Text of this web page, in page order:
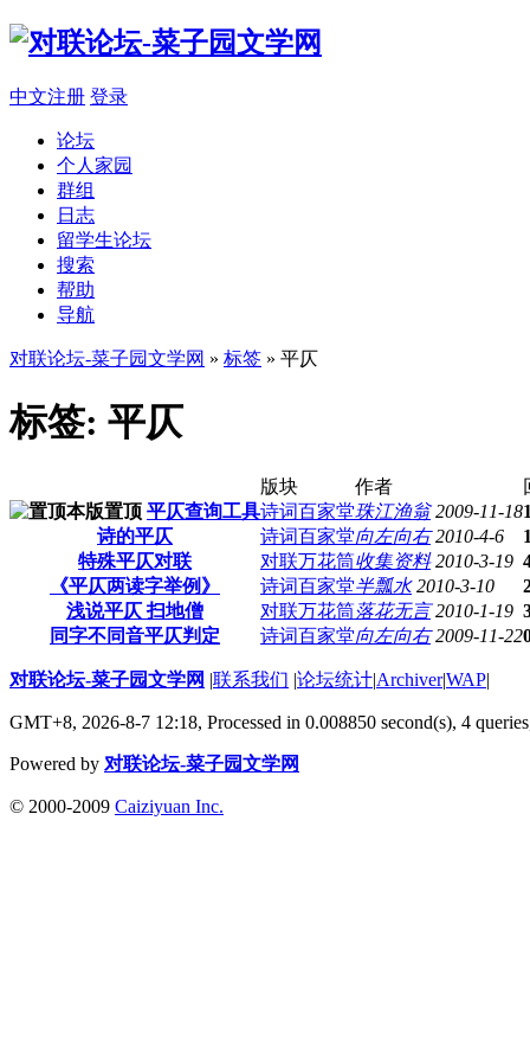
中文注册 登录
论坛
个人家园
群组
日志
留学生论坛
搜索
帮助
导航
对联论坛-菜子园文学网 » 标签 » 平仄
标签: 平仄
版块 作者
平仄查询工具诗词百家堂珠江渔翁 2009-11-18
诗的平仄
诗词百家堂向左向右 2010-4-6
特殊平仄对联
对联万花筒收集资料 2010-3-19
《平仄两读字举例》
诗词百家堂半瓢水 2010-3-10
浅说平仄 扫地僧
对联万花筒落花无言 2010-1-19
同字不同音平仄判定
诗词百家堂向左向右 2009-11-22
对联论坛-菜子园文学网 |联系我们 |论坛统计|Archiver|WAP|
GMT+8, 2026-8-7 12:18, Processed in 0.008850 second(s), 4
Powered by 对联论坛-菜子园文学网
© 2000-2009 Caiziyuan Inc.